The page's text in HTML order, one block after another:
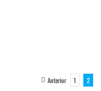
Anterior 1 2